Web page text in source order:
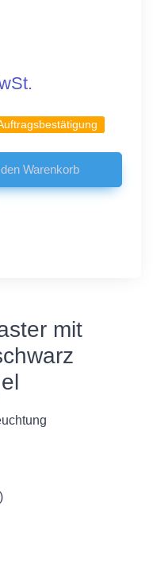
Warenkorb
mit